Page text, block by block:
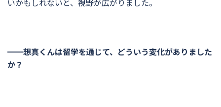
いかもしれないと、視野が広がりました。
━━想真くんは留学を通じて、どういう変化がありました
か？